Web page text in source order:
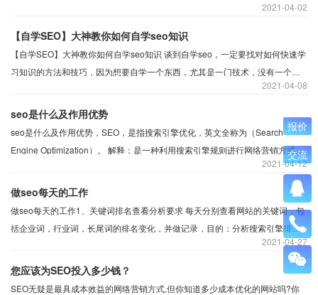
04-02
2021
要的进行展现，包括更多的是隐形需求。​无论是挂链接还是采集内容，都有遵
循一定的算法。而最终还是进行展现，只不过其中链接的不稳定性，对网站的
04-08
2021
【自学SEO】大神教你如何自学seo知识
【自学SEO】大神教你如何自学seo知识 ​谈到自学seo，一定要找对如何快速学
习知识的方法和技巧，因为想要自学一个东西，尤其是一门技术，没有一个有
效的学习方法和合理的学习系统，都是在浪费时间，因此为避免这种情况发
生，我是这么做的。首先在网上找一个比较系统的seo视频讲解，空闲的时候学
下HTML和二次开发的知识，等学的差不多的情况下可以自己做个简单的小网站
04-12
2021
seo是什么及作用优势
seo是什么及作用优势，SEO，是指搜索引擎优化，英文全称为（Search
Engine Optimization）。 ​解释：是一种利用搜索引擎规则进行网络营销方式的
一种。通过SEO优化提升网站权重，提高页面的展现量和点击量，获得更多网
络流量并获得最终的转化，
04-27
2021
做seo每天的工作
​做seo每天的工作1、关键词排名查看分析要求 每天分别查看网站的关键词，包
括企业词，行业词，长尾词的排名变化，并做记录，目的：分析搜索引擎排名
变化规率，从而提升关键词排名。2、公司网站的分析，公司网站的分析，包括
文章收录分析、蜘蛛爬行时间路径分析、外部推广收录分析要求：
您应该为SEO投入多少钱？
SEO无疑是最具成本效益的网络营销方式,但你知道多少成本优化的网站吗?你
报价
交流